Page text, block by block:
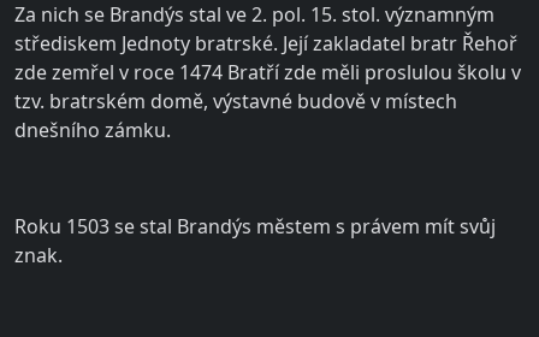
Za nich se Brandýs stal ve 2. pol. 15. stol. významným
střediskem Jednoty bratrské. Její zakladatel bratr Řehoř
zde zemřel v roce 1474 Bratří zde měli proslulou školu v
tzv. bratrském domě, výstavné budově v místech
dnešního zámku.
Roku 1503 se stal Brandýs městem s právem mít svůj
znak.